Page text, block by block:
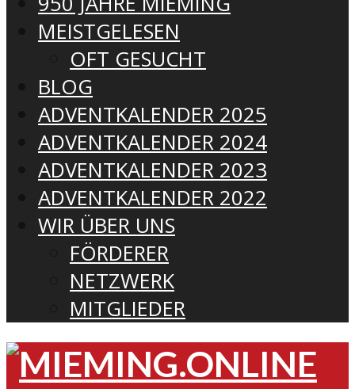
MEISTGELESEN
OFT GESUCHT
BLOG
ADVENTKALENDER 2025
ADVENTKALENDER 2024
ADVENTKALENDER 2023
ADVENTKALENDER 2022
WIR ÜBER UNS
FÖRDERER
NETZWERK
MITGLIEDER